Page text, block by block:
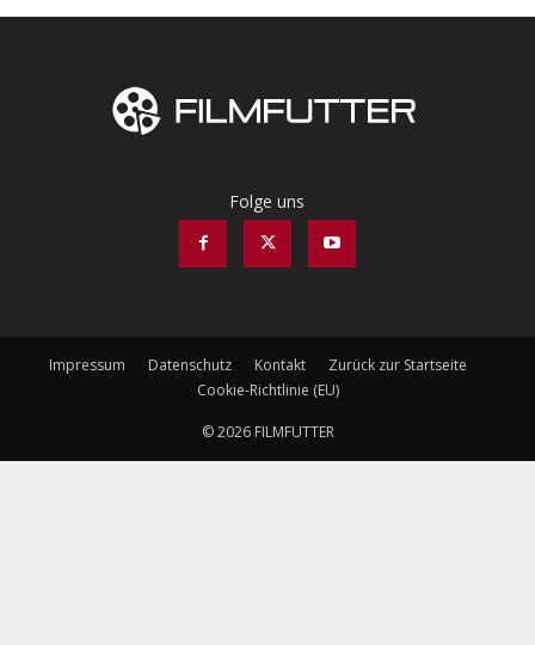
Folge uns
Impressum Datenschutz Kontakt
Zurück zur Startseite
Cookie-Richtlinie (EU)
© 2026 FILMFUTTER